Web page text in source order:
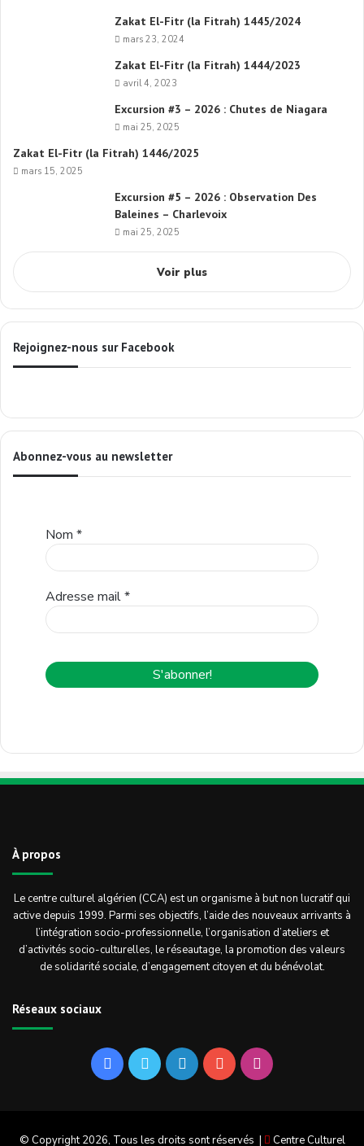
Zakat El-Fitr (la Fitrah) 1445/2024
mars 23, 2024
Zakat El-Fitr (la Fitrah) 1444/2023
avril 4, 2023
Excursion #3 – 2026 : Chutes de Niagara
mai 25, 2025
Zakat El-Fitr (la Fitrah) 1446/2025
mars 15, 2025
Excursion #5 – 2026 : Observation Des
Baleines – Charlevoix
mai 25, 2025
Voir plus
Rejoignez-nous sur Facebook
Abonnez-vous au newsletter
Nom *
Adresse mail*
À propos
Le centre culturel algérien (CCA) est un organisme à but non lucratif qui
active depuis 1999. Parmi ses objectifs, l’aide des nouveaux arrivants à
l’intégration socio-professionnelle, l’organisation d’ateliers et
d’activités socio-culturelles, le réseautage, la promotion des valeurs
de solidarité sociale, d’engagement citoyen et du bénévolat.
Réseaux sociaux
FacebookTwitterLinkedinYouTubeInstagram
© Copyright 2026, Tous les droits sont réservés | Centre Culturel